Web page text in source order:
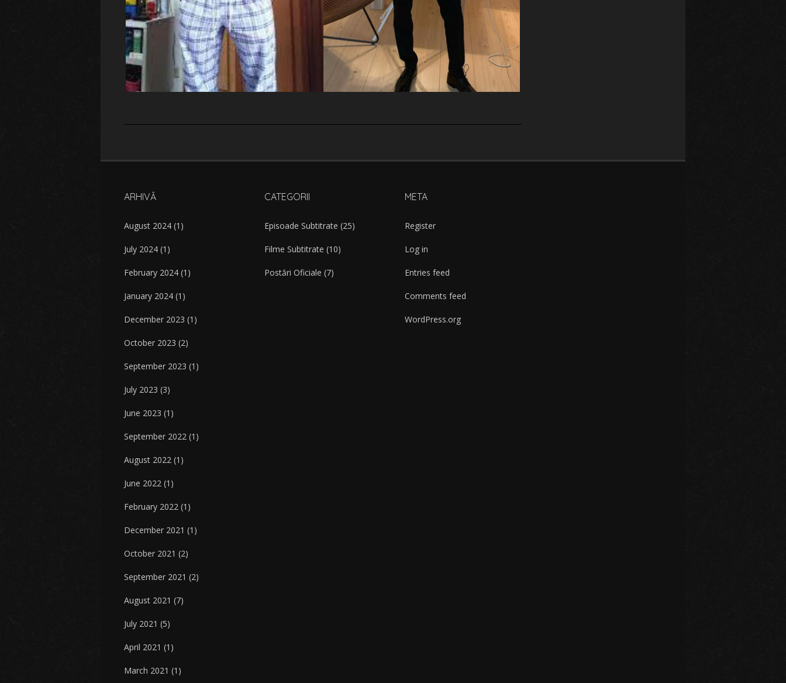
ARHIVĂ
August 2024 (1)
July 2024 (1)
February 2024 (1)
January 2024 (1)
December 2023 (1)
October 2023 (2)
September 2023 (1)
July 2023 (3)
June 2023 (1)
September 2022 (1)
August 2022 (1)
June 2022 (1)
February 2022 (1)
December 2021 (1)
October 2021 (2)
September 2021 (2)
August 2021 (7)
July 2021 (5)
April 2021 (1)
March 2021 (1)
CATEGORII
Episoade Subtitrate (25)
Filme Subtitrate (10)
Postări Oficiale (7)
META
Register
Log in
Entries feed
Comments feed
WordPress.org